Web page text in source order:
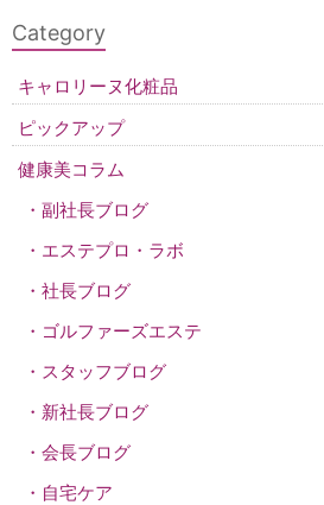
Category
キャロリーヌ化粧品
ピックアップ
健康美コラム
副社長ブログ
エステプロ・ラボ
社長ブログ
ゴルファーズエステ
スタッフブログ
新社長ブログ
会長ブログ
自宅ケア